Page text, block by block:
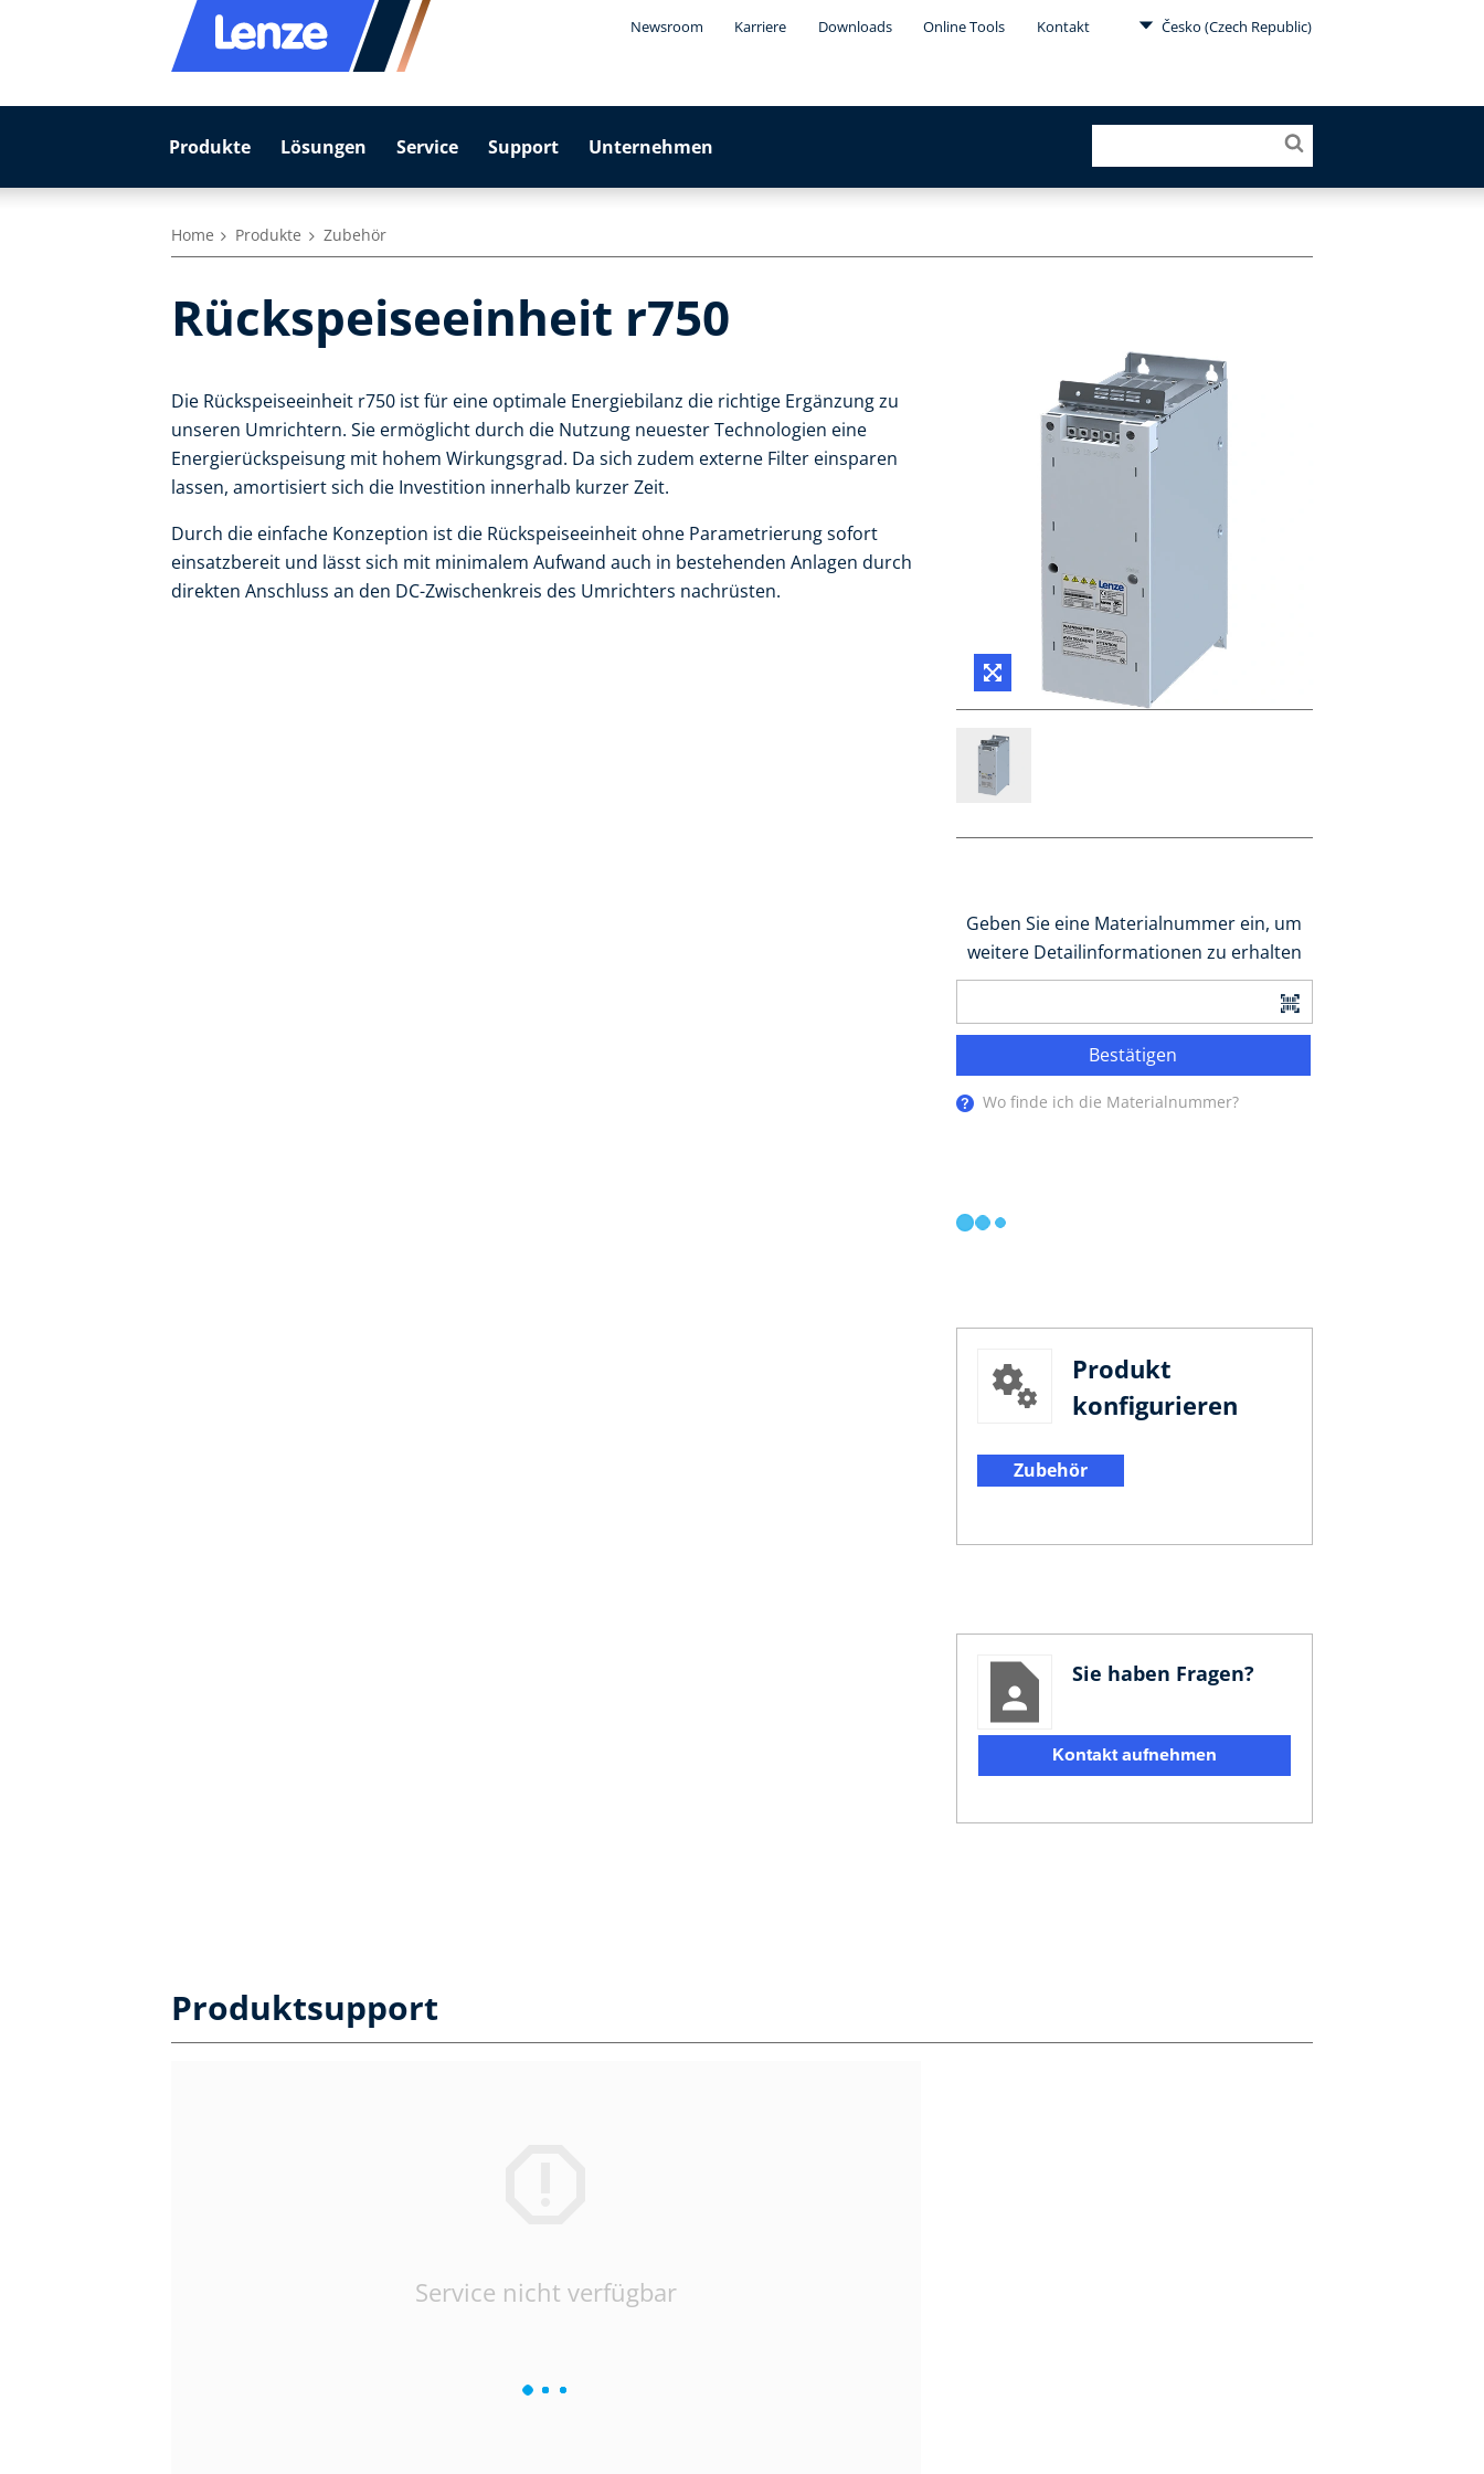
Newsroom Karriere Downloads Online Tools Kontakt Česko (Czech Republic)
Produkte Lösungen Service Support Unternehmen
Home Produkte Zubehör
Rückspeiseeinheit r750
Die Rückspeiseeinheit r750 ist für eine optimale Energiebilanz die richtige Ergänzung zu
unseren Umrichtern. Sie ermöglicht durch die Nutzung neuester Technologien eine
Energierückspeisung mit hohem Wirkungsgrad. Da sich zudem externe Filter einsparen
lassen, amortisiert sich die Investition innerhalb kurzer Zeit.
Durch die einfache Konzeption ist die Rückspeiseeinheit ohne Parametrierung sofort
einsatzbereit und lässt sich mit minimalem Aufwand auch in bestehenden Anlagen durch
direkten Anschluss an den DC-Zwischenkreis des Umrichters nachrüsten.
Geben Sie eine Materialnummer ein, um
weitere Detailinformationen zu erhalten
Bestätigen
Wo finde ich die Materialnummer?
Produkt
konfigurieren
Zubehör
Sie haben Fragen?
Kontakt aufnehmen
Produktsupport
Service nicht verfügbar